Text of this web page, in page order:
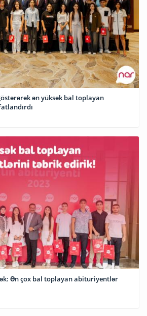
ən yüksək bal toplayan
mükafatlandırdı
Ən çox bal toplayan abituriyentlər